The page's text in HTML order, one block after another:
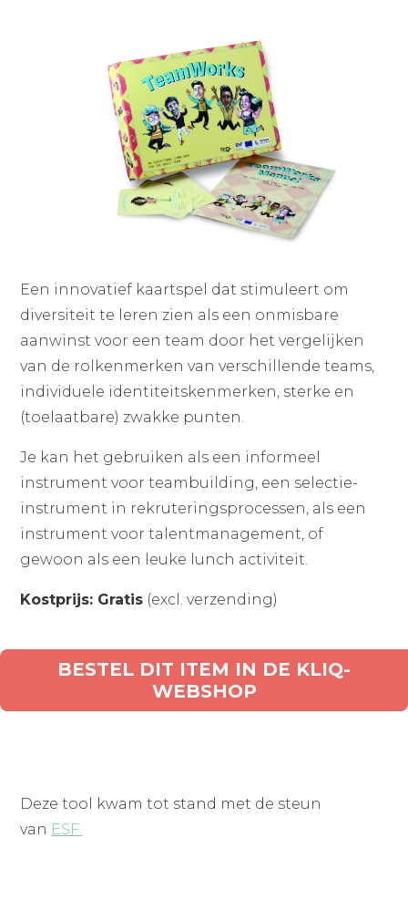
Een innovatief kaartspel dat stimuleert om
diversiteit te leren zien als een onmisbare
aanwinst voor een team door het vergelijken
van de rolkenmerken van verschillende teams,
individuele identiteitskenmerken, sterke en
(toelaatbare) zwakke punten.
Je kan het gebruiken als een informeel
instrument voor teambuilding, een selectie-
instrument in rekruteringsprocessen, als een
instrument voor talentmanagement, of
gewoon als een leuke lunch activiteit.
Kostprijs: Gratis (excl. verzending)
BESTEL DIT ITEM IN DE KLIQ-
WEBSHOP
Deze tool kwam tot stand met de steun
van ESF.